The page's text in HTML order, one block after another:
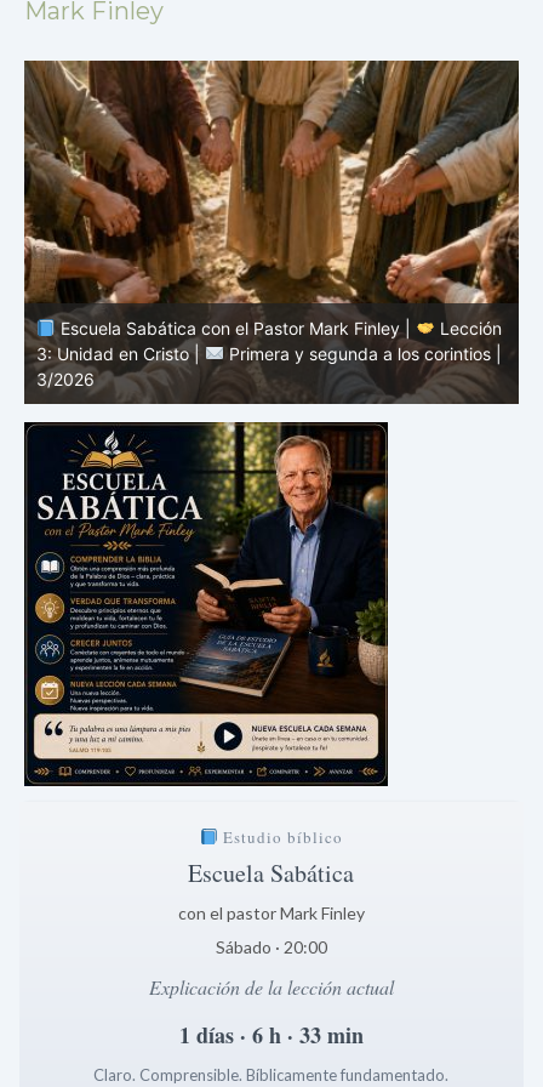
Mark Finley
Escuela Sabática con el Pastor Mark Finley |
Lección
2: El mensaje de la cruz |
Primera y segunda a los
corintios | 3/2026
Estudio bíblico
Escuela Sabática
con el pastor Mark Finley
Sábado · 20:00
Explicación de la lección actual
1 días · 6 h · 33 min
Claro. Comprensible. Bíblicamente fundamentado.